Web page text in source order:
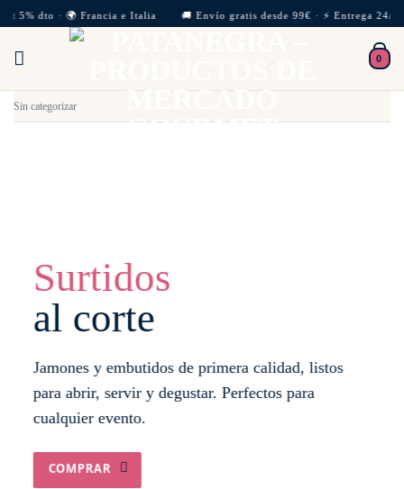
Skip
content
5% dto · 🌍 Francia e Italia 🚚 Envío gratis desde 99€ · ⚡ Entrega 24/
0
Sin categorizar
Surtidos
al corte
Jamones y embutidos de primera calidad, listos
para abrir, servir y degustar. Perfectos para
cualquier evento.
COMPRAR